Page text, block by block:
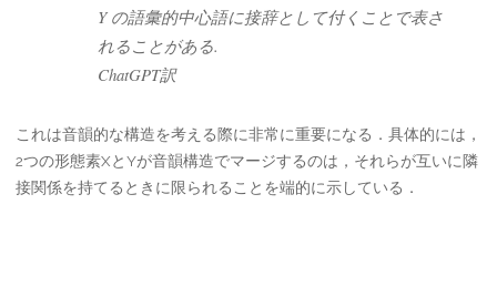
Y の語彙的中心語に接辞として付くことで表さ
れることがある.
ChatGPT訳
これは音韻的な構造を考える際に非常に重要になる．具体的には，
2つの形態素XとYが音韻構造でマージするのは，それらが互いに隣
接関係を持てるときに限られることを端的に示している．